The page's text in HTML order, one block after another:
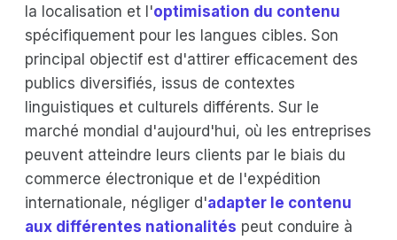
la localisation et l'optimisation du contenu
spécifiquement pour les langues cibles. Son
principal objectif est d'attirer efficacement des
publics diversifiés, issus de contextes
linguistiques et culturels différents. Sur le
marché mondial d'aujourd'hui, où les entreprises
peuvent atteindre leurs clients par le biais du
commerce électronique et de l'expédition
internationale, négliger d'adapter le contenu
aux différentes nationalités peut conduire à